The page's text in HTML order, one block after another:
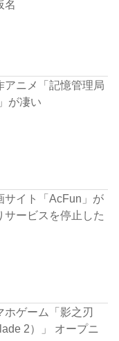
名
アニメ「記憶管理局
が凄い
サイト「AcFun」が
サービスを停止した
ホゲーム「影之刃
2）」 オープニ